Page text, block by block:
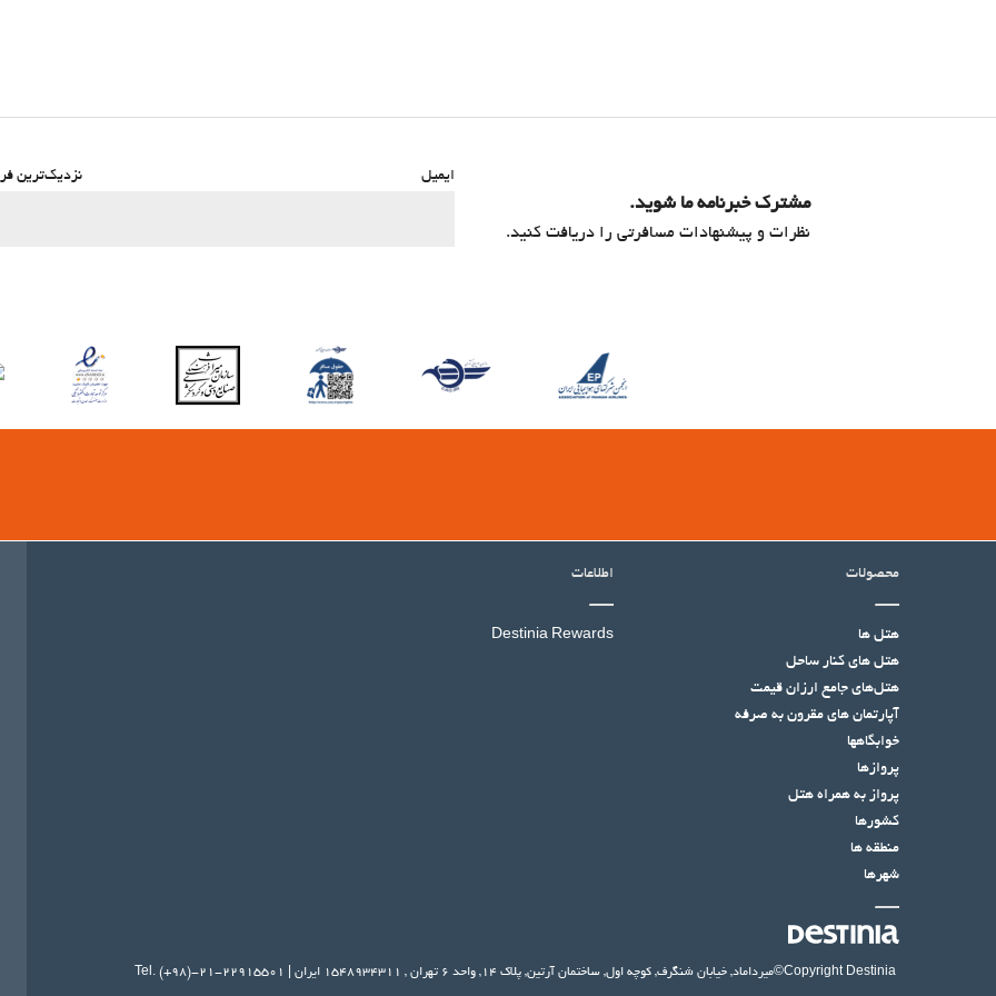
مشترک خبرنامه ما شوید.
نظرات و پیشنهادات مسافرتی را دریافت کنید.
ایمیل نزدیک‌ترین
محصولات
هتل ها
هتل‌ های کنار ساحل
هتل‌های جامع ارزان قیمت
آپارتمان های مقرون به صرفه
خوابگاهها
پروازها
پرواز به همراه هتل
کشورها
منطقه ها
شهرها
اطلاعات
Destinia Rewards
©Copyright Destiniaمیرداماد, خیابان شنگرف, کوچه اول, ساختمان آرتین, پلاک ۱۴, واحد ۶ تهران , ۱۵۴۸۹۳۴۳۱۱ ایران Tel. (+98)-21-22915501